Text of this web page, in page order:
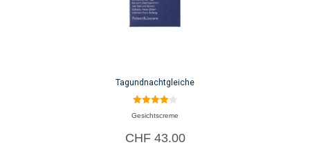
Tagundnachtgleiche
4.00
von 5
Gesichtscreme
CHF43.00